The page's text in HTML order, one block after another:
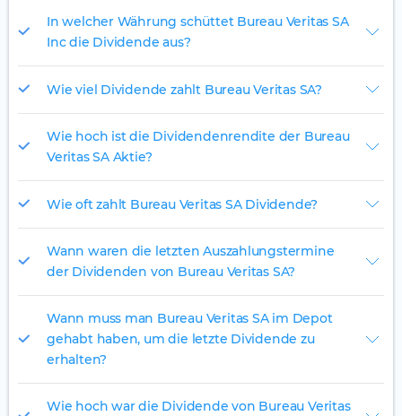
In welcher Währung schüttet Bureau Veritas SA
Inc die Dividende aus?
Wie viel Dividende zahlt Bureau Veritas SA?
Wie hoch ist die Dividendenrendite der Bureau
Veritas SA Aktie?
Wie oft zahlt Bureau Veritas SA Dividende?
Wann waren die letzten Auszahlungstermine
der Dividenden von Bureau Veritas SA?
Wann muss man Bureau Veritas SA im Depot
gehabt haben, um die letzte Dividende zu
erhalten?
Wie hoch war die Dividende von Bureau Veritas